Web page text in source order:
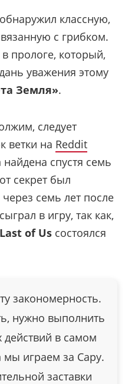
классную,
с грибком.
прологе, который,
уважения этому
Земля».
следует
ветки на Reddit
найдена спустя семь
секрет был
семь лет после
в игру, так как,
of Us состоялся
закономерность.
нужно выполнить
действий в самом
мы играем за Сару.
заставки